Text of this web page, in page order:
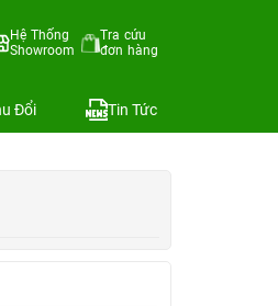
Hệ Thống
Showroom
Tra cứu
đơn hàng
Đổi Tin Tức